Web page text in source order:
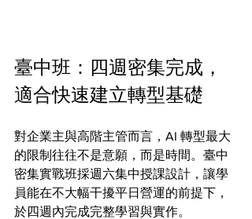
臺中班：四週密集完成，
適合快速建立轉型基礎
對企業主與高階主管而言，AI 轉型最大
的限制往往不是意願，而是時間。臺中
密集實戰班採週六集中授課設計，讓學
員能在不大幅干擾平日營運的前提下，
於四週內完成完整學習與實作。